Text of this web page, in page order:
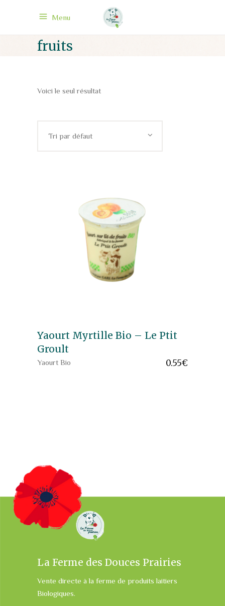
Menu
fruits
Voici le seul résultat
Tri par défaut
Yaourt Myrtille Bio – Le Ptit
Groult
0.55€
Yaourt Bio
La Ferme des Douces Prairies
Vente directe à la ferme de produits laitiers
Biologiques.